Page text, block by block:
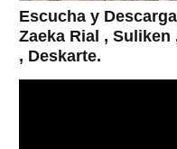
Escucha y
Zaeka Rial ,
, Deskarte.